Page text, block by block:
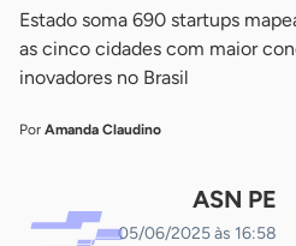
Estado soma 690 startups
as cinco cidades com maior
inovadores no Brasil
Por Amanda Claudino
ASN PE
05/06/2025 às 16:58